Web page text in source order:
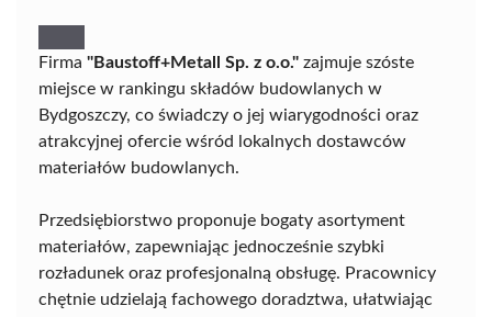
Firma "Baustoff+Metall Sp. z o.o." zajmuje szóste
miejsce w rankingu składów budowlanych w
Bydgoszczy, co świadczy o jej wiarygodności oraz
atrakcyjnej ofercie wśród lokalnych dostawców
materiałów budowlanych.
Przedsiębiorstwo proponuje bogaty asortyment
materiałów, zapewniając jednocześnie szybki
rozładunek oraz profesjonalną obsługę. Pracownicy
chętnie udzielają fachowego doradztwa, ułatwiając